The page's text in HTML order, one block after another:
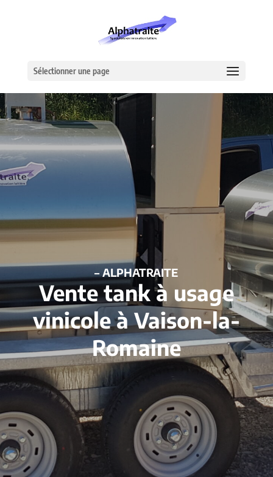
Sélectionner une page
– ALPHATRAITE
Vente tank à usage
vinicole à Vaison-la-
Romaine